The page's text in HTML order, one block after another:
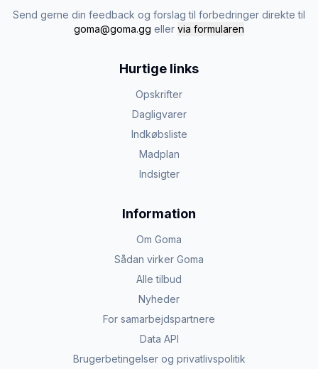
Send gerne din feedback og forslag til forbedringer direkte til
goma@goma.gg eller via formularen
Hurtige links
Opskrifter
Dagligvarer
Indkøbsliste
Madplan
Indsigter
Information
Om Goma
Sådan virker Goma
Alle tilbud
Nyheder
For samarbejdspartnere
Data API
Brugerbetingelser og privatlivspolitik